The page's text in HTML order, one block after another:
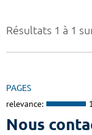
Résultats 1 à 1
PAGES
relevance:
Nous